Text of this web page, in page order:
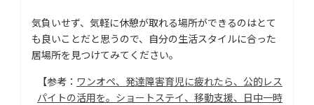
気負いせず、気軽に休憩が取れる場所ができるのはとて
も良いことだと思うので、自分の生活スタイルに合った
居場所を見つけてみてください。
【参考： ワンオペ、発達障害育児に疲れたら、公的レス
パイトの活用を。ショートステイ、移動支援、日中一時